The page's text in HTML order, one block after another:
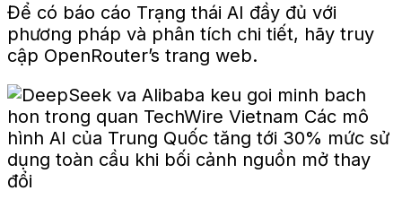
Để có báo cáo Trạng thái AI đầy đủ với
phương pháp và phân tích chi tiết, hãy truy
cập OpenRouter’s trang web.